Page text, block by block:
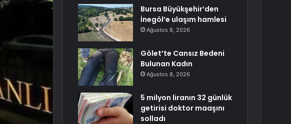
Bursa Büyükşehir’den
İnegöl’e ulaşım hamlesi
Ağustos 8, 2026
Gölet’te Cansız Bedeni
Bulunan Kadın
Ağustos 8, 2026
5 milyon liranın 32 günlük
getirisi doktor maaşını
solladı